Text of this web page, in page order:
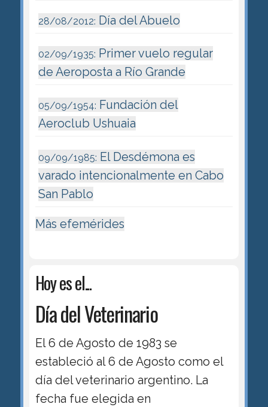
28/08/2012: Día del Abuelo
02/09/1935: Primer vuelo regular
de Aeroposta a Río Grande
05/09/1954: Fundación del
Aeroclub Ushuaia
09/09/1985: El Desdémona es
varado intencionalmente en Cabo
San Pablo
Más efemérides
Hoy es el...
Día del Veterinario
El 6 de Agosto de 1983 se
estableció al 6 de Agosto como el
día del veterinario argentino. La
fecha fue elegida en